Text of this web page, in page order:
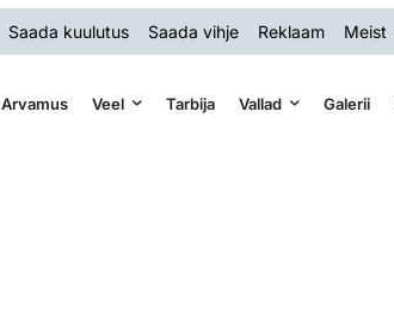
Saada kuulutus Saada vihje Reklaam Meist
Arvamus Veel Tarbija Vallad Galerii